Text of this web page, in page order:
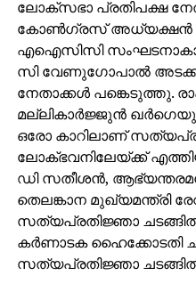
ലോക്‌സഭാ പ്രതിപക്ഷ
കോണ്‍ഗ്രസ് അധ്യക്ഷന്‍
എഐസിസി
സി വേണുഗോപാല്‍
നേതാക്കള്‍ പങ്കെടുത്തു.
മല്ലികാര്‍ജ്ജുന്‍
ഒരോ കാറിലാണ്
ലോക്ഭവനിലേയ്ക്ക്
ഡി സതീശന്‍,
തെലങ്കാന മുഖ്യമന്ത്രി
സത്യപ്രതിജ്ഞാ
കര്‍ണാടക ഹൈക്കോടതി
സത്യപ്രതിജ്ഞാ